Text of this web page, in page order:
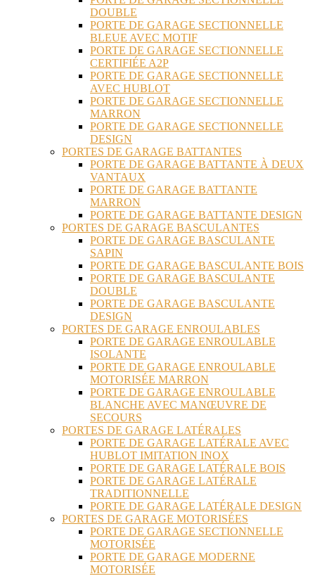
DOUBLE
PORTE DE GARAGE SECTIONNELLE
BLEUE AVEC MOTIF
PORTE DE GARAGE SECTIONNELLE
CERTIFIÉE A2P
PORTE DE GARAGE SECTIONNELLE
AVEC HUBLOT
PORTE DE GARAGE SECTIONNELLE
MARRON
PORTE DE GARAGE SECTIONNELLE
DESIGN
PORTES DE GARAGE BATTANTES
PORTE DE GARAGE BATTANTE À DEUX
VANTAUX
PORTE DE GARAGE BATTANTE
MARRON
PORTE DE GARAGE BATTANTE DESIGN
PORTES DE GARAGE BASCULANTES
PORTE DE GARAGE BASCULANTE
SAPIN
PORTE DE GARAGE BASCULANTE BOIS
PORTE DE GARAGE BASCULANTE
DOUBLE
PORTE DE GARAGE BASCULANTE
DESIGN
PORTES DE GARAGE ENROULABLES
PORTE DE GARAGE ENROULABLE
ISOLANTE
PORTE DE GARAGE ENROULABLE
MOTORISÉE MARRON
PORTE DE GARAGE ENROULABLE
BLANCHE AVEC MANŒUVRE DE
SECOURS
PORTES DE GARAGE LATÉRALES
PORTE DE GARAGE LATÉRALE AVEC
HUBLOT IMITATION INOX
PORTE DE GARAGE LATÉRALE BOIS
PORTE DE GARAGE LATÉRALE
TRADITIONNELLE
PORTE DE GARAGE LATÉRALE DESIGN
PORTES DE GARAGE MOTORISÉES
PORTE DE GARAGE SECTIONNELLE
MOTORISÉE
PORTE DE GARAGE MODERNE
MOTORISÉE